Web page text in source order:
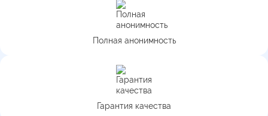
Полная анонимность
Гарантия качества